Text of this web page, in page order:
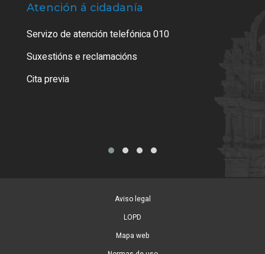
Atención á cidadanía
Servizo de atención telefónica 010
Suxestións e reclamacións
Cita previa
Aviso legal
LOPD
Mapa web